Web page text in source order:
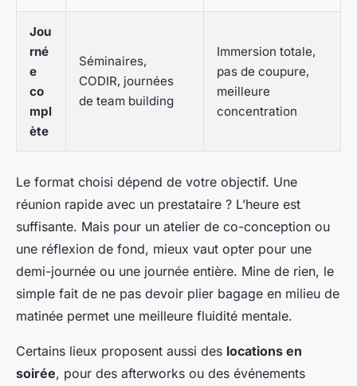
Jou
rné
e
co
mpl
ète
Séminaires,
CODIR, journées
de team building
Immersion totale,
pas de coupure,
meilleure
concentration
Le format choisi dépend de votre objectif. Une
réunion rapide avec un prestataire ? L’heure est
suffisante. Mais pour un atelier de co-conception ou
une réflexion de fond, mieux vaut opter pour une
demi-journée ou une journée entière. Mine de rien, le
simple fait de ne pas devoir plier bagage en milieu de
matinée permet une meilleure fluidité mentale.
Certains lieux proposent aussi des locations en
soirée, pour des afterworks ou des événements